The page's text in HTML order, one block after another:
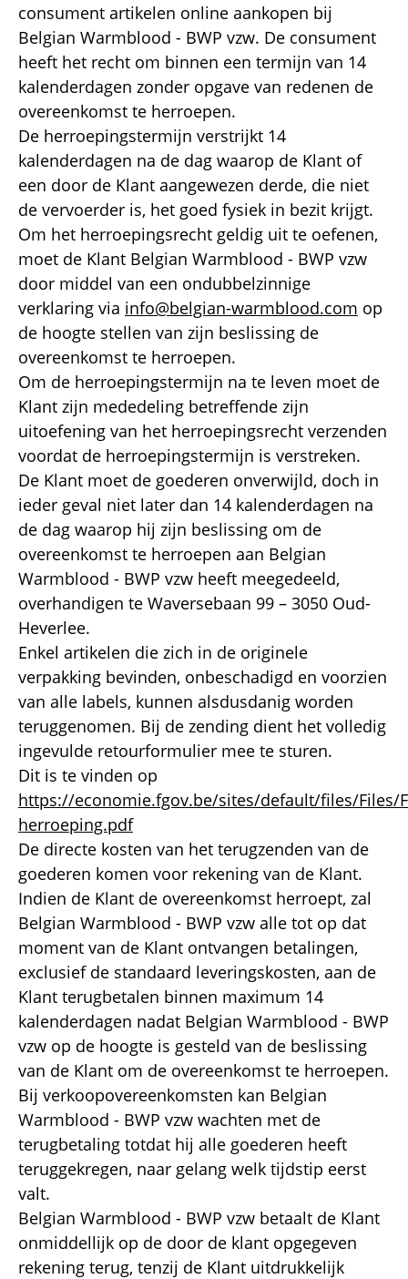
consument artikelen online aankopen bij
Belgian Warmblood - BWP vzw. De consument
heeft het recht om binnen een termijn van 14
kalenderdagen zonder opgave van redenen de
overeenkomst te herroepen.
De herroepingstermijn verstrijkt 14
kalenderdagen na de dag waarop de Klant of
een door de Klant aangewezen derde, die niet
de vervoerder is, het goed fysiek in bezit krijgt.
Om het herroepingsrecht geldig uit te oefenen,
moet de Klant Belgian Warmblood - BWP vzw
door middel van een ondubbelzinnige
verklaring via info@belgian-warmblood.com op
de hoogte stellen van zijn beslissing de
overeenkomst te herroepen.
Om de herroepingstermijn na te leven moet de
Klant zijn mededeling betreffende zijn
uitoefening van het herroepingsrecht verzenden
voordat de herroepingstermijn is verstreken.
De Klant moet de goederen onverwijld, doch in
ieder geval niet later dan 14 kalenderdagen na
de dag waarop hij zijn beslissing om de
overeenkomst te herroepen aan Belgian
Warmblood - BWP vzw heeft meegedeeld,
overhandigen te Waversebaan 99 – 3050 Oud-
Heverlee.
Enkel artikelen die zich in de originele
verpakking bevinden, onbeschadigd en voorzien
van alle labels, kunnen alsdusdanig worden
teruggenomen. Bij de zending dient het volledig
ingevulde retourformulier mee te sturen.
Dit is te vinden op
https://economie.fgov.be/sites/default/files/Files/
herroeping.pdf
De directe kosten van het terugzenden van de
goederen komen voor rekening van de Klant.
Indien de Klant de overeenkomst herroept, zal
Belgian Warmblood - BWP vzw alle tot op dat
moment van de Klant ontvangen betalingen,
exclusief de standaard leveringskosten, aan de
Klant terugbetalen binnen maximum 14
kalenderdagen nadat Belgian Warmblood - BWP
vzw op de hoogte is gesteld van de beslissing
van de Klant om de overeenkomst te herroepen.
Bij verkoopovereenkomsten kan Belgian
Warmblood - BWP vzw wachten met de
terugbetaling totdat hij alle goederen heeft
teruggekregen, naar gelang welk tijdstip eerst
valt.
Belgian Warmblood - BWP vzw betaalt de Klant
onmiddellijk op de door de klant opgegeven
rekening terug, tenzij de Klant uitdrukkelijk